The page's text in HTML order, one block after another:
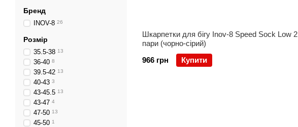
Шкарпетки для бігу Inov-8 Speed Sock Low 2
пари (чорно-сірий)
966 грн
Купити
Бренд
INOV-8 26
Розмір
35.5-38 13
36-40 8
39.5-42 13
40-43 3
43-45.5 13
43-47 4
47-50 13
45-50 1